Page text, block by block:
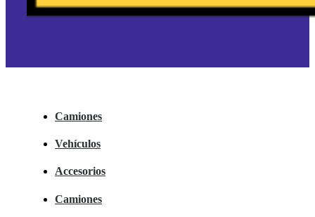
Camiones
Vehículos
Accesorios
Camiones